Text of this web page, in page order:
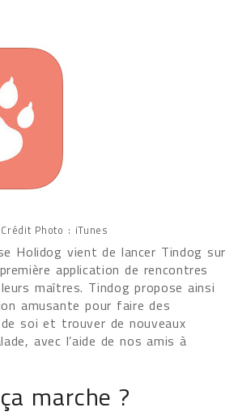
Crédit Photo : iTunes
Holidog vient de lancer Tindog sur
application de rencontres
maîtres. Tindog propose ainsi
amusante pour faire des
soi et trouver de nouveaux
avec l’aide de nos amis à
marche ?